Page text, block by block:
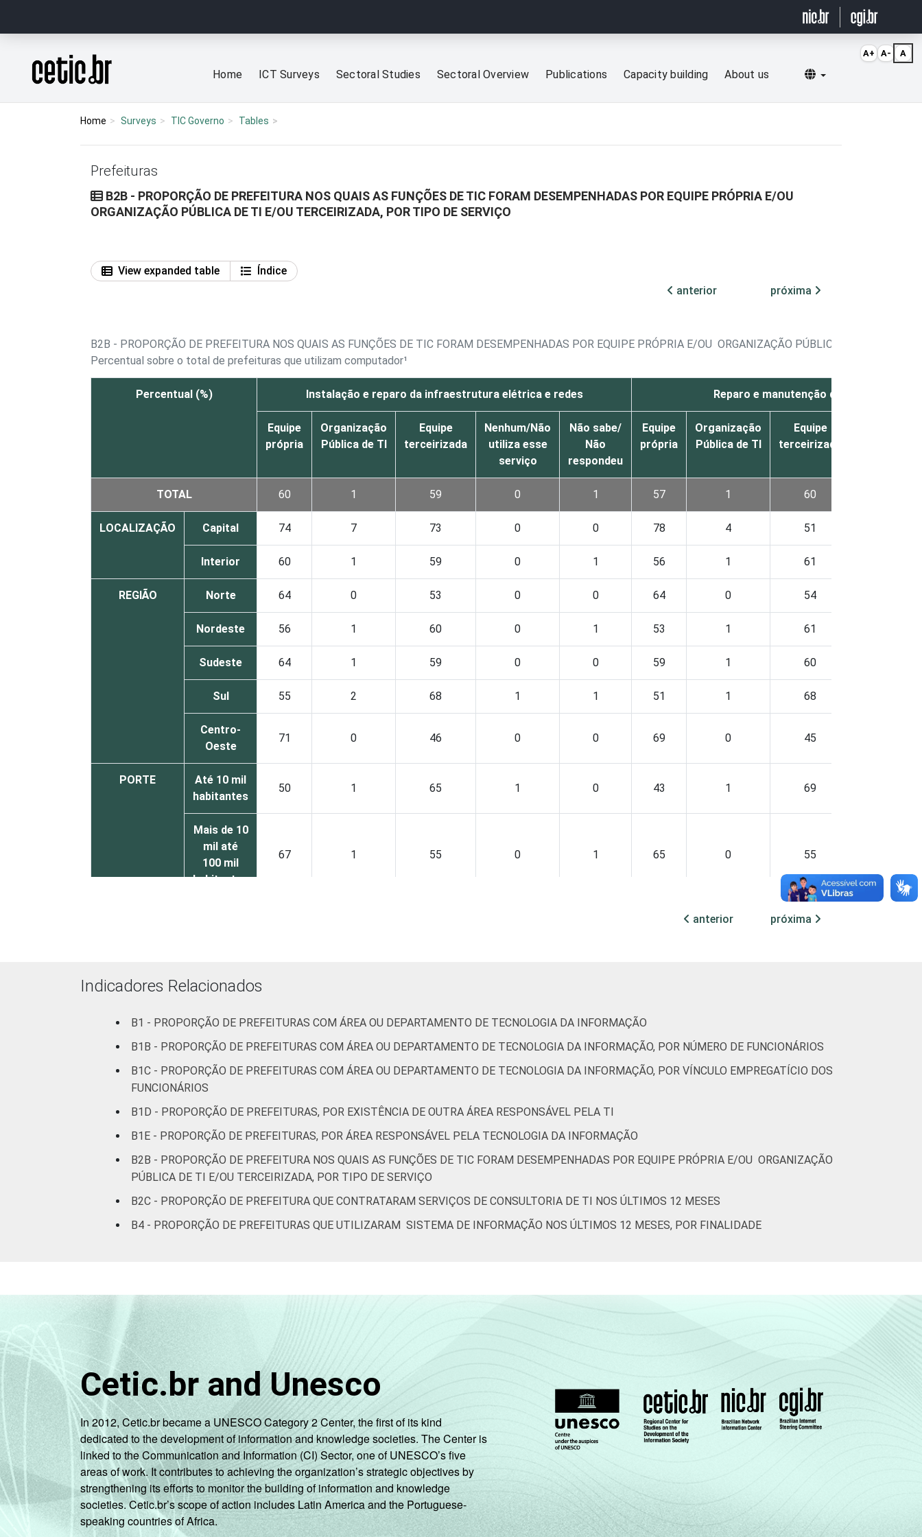
Página inicial
Home ICT Surveys Sectoral Studies Sectoral Overview Publications Capacity building About us Selecionar idioma
Home Surveys TIC Governo Tables
Prefeituras
B2B - PROPORÇÃO DE PREFEITURA NOS QUAIS AS FUNÇÕES DE TIC FORAM DESEMPENHADAS POR EQUIPE PRÓPRIA E/OU
ORGANIZAÇÃO PÚBLICA DE TI E/OU TERCEIRIZADA, POR TIPO DE SERVIÇO
View expanded table
Índice
anterior
próxima
B2B - PROPORÇÃO DE PREFEITURA NOS QUAIS AS FUNÇÕES DE TIC FORAM DESEMPENHADAS POR EQUIPE PRÓPRIA E/OU ORGANIZAÇÃO PÚBLICA DE TI E/OU
Percentual sobre o total de prefeituras que utilizam computador¹
Percentual (%) Instalação e reparo da infraestrutura elétrica e redes Reparo e manutenção dos
Equipe
própria
Organização
Pública de TI
Equipe
terceirizada
Nenhum/Não
utiliza esse
serviço
Não sabe/
Não
respondeu
Equipe
própria
Organização
Pública de TI
Equipe
terceirizada
TOTAL 60 1 59 0 1 57 1 60
LOCALIZAÇÃO Capital 74 7 73 0 0 78 4 51
Interior 60 1 59 0 1 56 1 61
REGIÃO Norte 64 0 53 0 0 64 0 54
Nordeste 56 1 60 0 1 53 1 61
Sudeste 64 1 59 0 0 59 1 60
Sul 55 2 68 1 1 51 1 68
Centro-
Oeste
71 0 46 0 0 69 0 45
PORTE
Até 10 mil
habitantes
50 1 65 1 0 43 1 69
Mais de 10
mil até
100 mil
habitantes
67 1 55 0 1 65 0 55
habitantes
500 mil
habitantes
71 9 79 0 0
¹Base: 5.569 prefeituras que declararam utilizar computador nos últimos 12 meses. Respostas múltiplas e estimuladas. Dados coletados entre julho
anterior próxima
Indicadores Relacionados
B1 - PROPORÇÃO DE PREFEITURAS COM ÁREA OU DEPARTAMENTO DE TECNOLOGIA DA INFORMAÇÃO
B1B - PROPORÇÃO DE PREFEITURAS COM ÁREA OU DEPARTAMENTO DE TECNOLOGIA DA INFORMAÇÃO, POR NÚMERO DE FUNCIONÁRIOS
B1C - PROPORÇÃO DE PREFEITURAS COM ÁREA OU DEPARTAMENTO DE TECNOLOGIA DA INFORMAÇÃO, POR VÍNCULO EMPREGATÍCIO DOS
FUNCIONÁRIOS
B1D - PROPORÇÃO DE PREFEITURAS, POR EXISTÊNCIA DE OUTRA ÁREA RESPONSÁVEL PELA TI
B1E - PROPORÇÃO DE PREFEITURAS, POR ÁREA RESPONSÁVEL PELA TECNOLOGIA DA INFORMAÇÃO
B2B - PROPORÇÃO DE PREFEITURA NOS QUAIS AS FUNÇÕES DE TIC FORAM DESEMPENHADAS POR EQUIPE PRÓPRIA E/OU ORGANIZAÇÃO
PÚBLICA DE TI E/OU TERCEIRIZADA, POR TIPO DE SERVIÇO
B2C - PROPORÇÃO DE PREFEITURA QUE CONTRATARAM SERVIÇOS DE CONSULTORIA DE TI NOS ÚLTIMOS 12 MESES
B4 - PROPORÇÃO DE PREFEITURAS QUE UTILIZARAM SISTEMA DE INFORMAÇÃO NOS ÚLTIMOS 12 MESES, POR FINALIDADE
Cetic.br and Unesco
In 2012, Cetic.br became a UNESCO Category 2 Center, the first of its kind
dedicated to the development of information and knowledge societies. The Center is
linked to the Communication and Information (CI) Sector, one of UNESCO’s five
areas of work. It contributes to achieving the organization’s strategic objectives by
strengthening its efforts to monitor the building of information and knowledge
societies. Cetic.br’s scope of action includes Latin America and the Portuguese-
speaking countries of Africa.
A+ A- A